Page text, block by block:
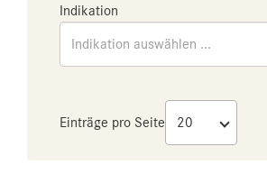
Indikation
Indikation auswählen ...
Einträge pro Seite